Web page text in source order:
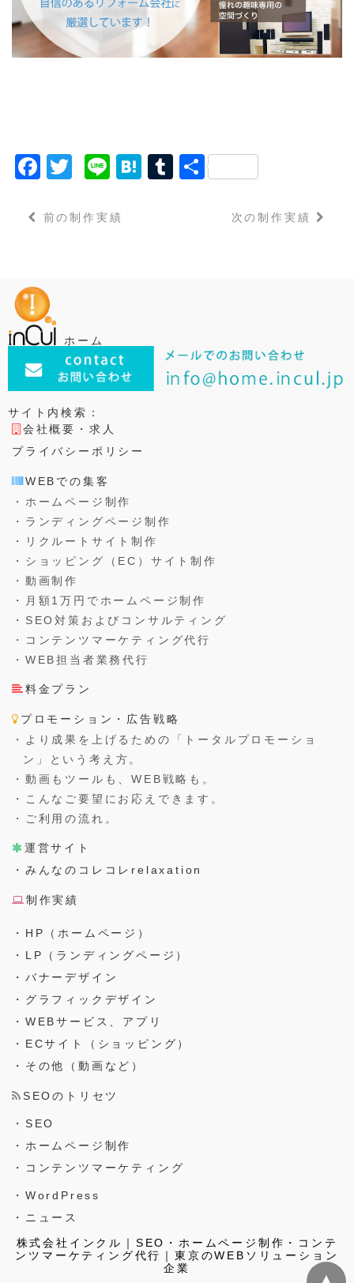
F
c
o
o
k
T
it
Li
e
H
T 共
次の制作実績
前の制作実績
ホーム
サイト内検索：
会社概要・求人
プライバシーポリシー
WEBでの集客
・ホームページ制作
・ランディングページ制作
・リクルートサイト制作
・ショッピング（EC）サイト制作
・動画制作
・月額1万円でホームページ制作
・SEO対策およびコンサルティング
・コンテンツマーケティング代行
・WEB担当者業務代行
料金プラン
プロモーション・広告戦略
・より成果を上げるための「トータルプロモーショ
ン」という考え方。
・動画もツールも、WEB戦略も。
・こんなご要望にお応えできます。
・ご利用の流れ。
運営サイト
・みんなのコレコレrelaxation
制作実績
・HP（ホームページ）
・LP（ランディングページ）
・バナーデザイン
・グラフィックデザイン
・WEBサービス、アプリ
・ECサイト（ショッピング）
・その他（動画など）
SEOのトリセツ
・SEO
・ホームページ制作
・コンテンツマーケティング
・WordPress
・ニュース
株式会社インクル｜SEO・ホームページ制作・コンテ
ンツマーケティング代行｜東京のWEBソリューション
企業